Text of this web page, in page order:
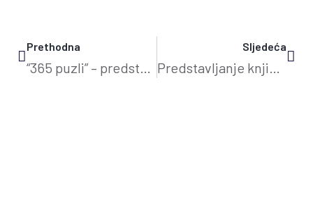
Prethodna
“365 puzli” – predstavljanje knjige
Sljedeća
Predstavljanje knjige Zvonimira Grgljanića